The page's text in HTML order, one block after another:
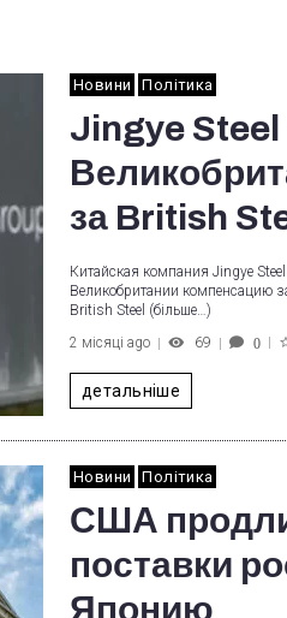
Новини Політика
Jingye Steel
за British
Китайская компания Jingye
Великобритании компенсацию
British Steel (більше…)
2 місяці ago
69 0
детальніше
Новини Політика
США
поставки
Японию